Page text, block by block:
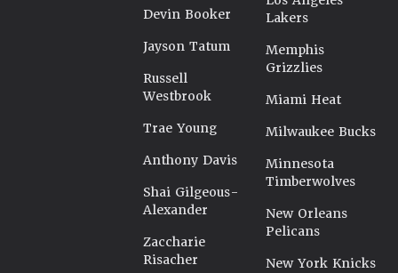
Devin Booker
Jayson Tatum
Russell
Westbrook
Trae Young
Anthony Davis
Shai Gilgeous-
Alexander
Zaccharie
Risacher
Lakers
Memphis
Grizzlies
Miami Heat
Milwaukee Bucks
Minnesota
Timberwolves
New Orleans
Pelicans
New York Knicks